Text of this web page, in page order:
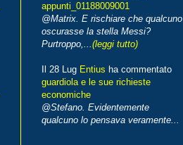
appunti_01188009001
@Matrix. E rischiare che qualcuno
oscurasse la stella Messi?
Purtroppo,...(leggi tutto)
Il 28 Lug Entius ha commentato
guardiola e le sue richieste
economiche
@Stefano. Evidentemente
qualcuno lo pensava veramente...